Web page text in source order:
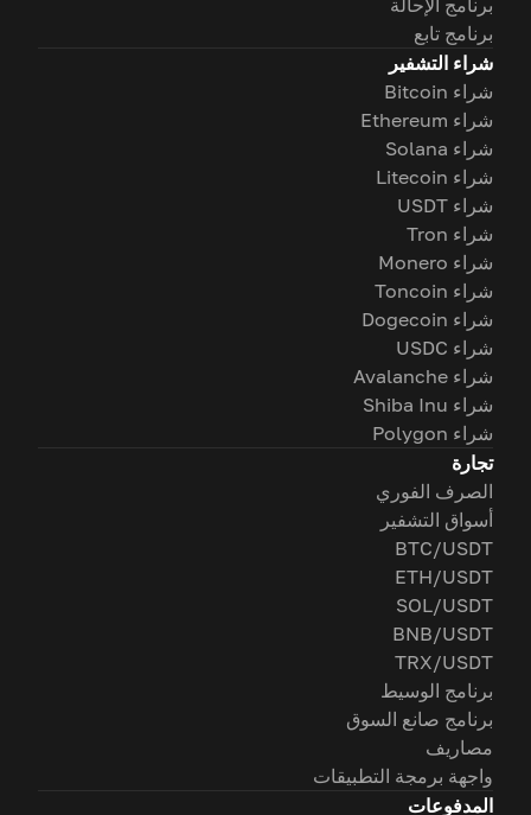
برنامج الإحالة
برنامج تابع
شراء التشفير
شراء Bitcoin
شراء Ethereum
شراء Solana
شراء Litecoin
شراء USDT
شراء Tron
شراء Monero
شراء Toncoin
شراء Dogecoin
شراء USDC
شراء Avalanche
شراء Shiba Inu
شراء Polygon
تجارة
الصرف الفوري
أسواق التشفير
BTC/USDT
ETH/USDT
SOL/USDT
BNB/USDT
TRX/USDT
برنامج الوسيط
برنامج صانع السوق
مصاريف
واجهة برمجة التطبيقات
المدفوعات